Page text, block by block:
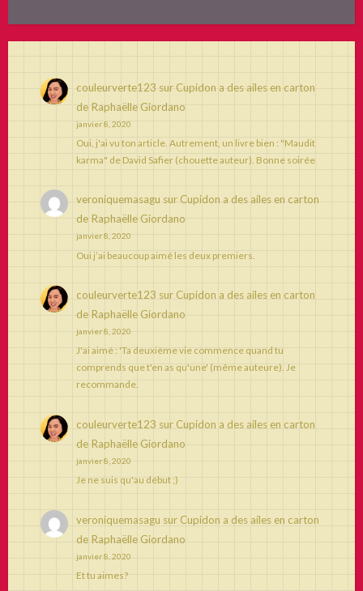
couleurverte123 sur Cupidon a des ailes en carton
de Raphaëlle Giordano
janvier 8, 2020
Oui, j'ai vu ton article. Autrement, un livre bien : "Maudit
karma" de David Safier (chouette auteur). Bonne soirée
veroniquemasagu sur Cupidon a des ailes en carton
de Raphaëlle Giordano
janvier 8, 2020
Oui j’ai beaucoup aimé les deux premiers.
couleurverte123 sur Cupidon a des ailes en carton
de Raphaëlle Giordano
janvier 8, 2020
J'ai aimé : 'Ta deuxième vie commence quand tu
comprends que t'en as qu'une' (même auteure). Je
recommande.
couleurverte123 sur Cupidon a des ailes en carton
de Raphaëlle Giordano
janvier 8, 2020
Je ne suis qu'au début ;)
veroniquemasagu sur Cupidon a des ailes en carton
de Raphaëlle Giordano
janvier 8, 2020
Et tu aimes?